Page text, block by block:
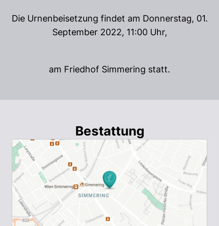
Die Urnenbeisetzung findet am Donnerstag, 01.
September 2022, 11:00 Uhr,
am Friedhof Simmering statt.
Bestattung